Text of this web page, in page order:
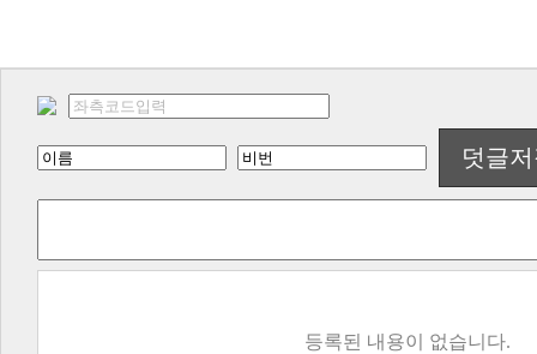
덧글
등록된 내용이 없습니다.